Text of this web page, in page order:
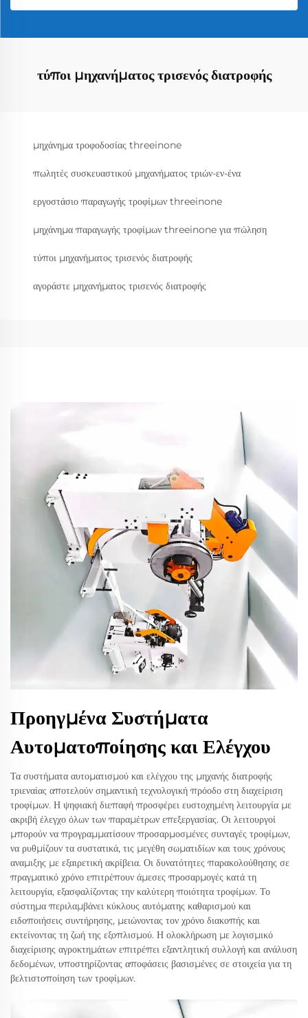
τύποι μηχανήματος τρισενός διατροφής
μηχάνημα τροφοδοσίας threeinone
πωλητές συσκευαστικού μηχανήματος τριών-εν-ένα
εργοστάσιο παραγωγής τροφίμων threeinone
μηχάνημα παραγωγής τροφίμων threeinone για πώληση
τύποι μηχανήματος τρισενός διατροφής
αγοράστε μηχανήματος τρισενός διατροφής
Προηγμένα Συστήματα
Αυτοματοποίησης και Ελέγχου
Τα συστήματα αυτοματισμού και ελέγχου της μηχανής διατροφής
τριεναίας αποτελούν σημαντική τεχνολογική πρόοδο στη διαχείριση
τροφίμων. Η ψηφιακή διεπαφή προσφέρει ευστοχημένη λειτουργία με
ακριβή έλεγχο όλων των παραμέτρων επεξεργασίας. Οι λειτουργοί
μπορούν να προγραμματίσουν προσαρμοσμένες συνταγές τροφίμων,
να ρυθμίζουν τα συστατικά, τις μεγέθη σωματιδίων και τους χρόνους
αναμιξης με εξαιρετική ακρίβεια. Οι δυνατότητες παρακολούθησης σε
πραγματικό χρόνο επιτρέπουν άμεσες προσαρμογές κατά τη
λειτουργία, εξασφαλίζοντας την καλύτερη ποιότητα τροφίμων. Το
σύστημα περιλαμβάνει κύκλους αυτόματης καθαρισμού και
ειδοποιήσεις συντήρησης, μειώνοντας τον χρόνο διακοπής και
εκτείνοντας τη ζωή της εξοπλισμού. Η ολοκλήρωση με λογισμικό
διαχείρισης αγροκτημάτων επιτρέπει εξαντλητική συλλογή και ανάλυση
δεδομένων, υποστηρίζοντας αποφάσεις βασισμένες σε στοιχεία για τη
βελτιστοποίηση των τροφίμων.